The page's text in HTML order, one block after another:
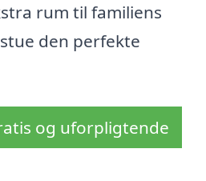
rum til familiens
den perfekte
og uforpligtende